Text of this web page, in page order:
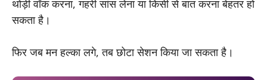
थोड़ी वॉक करना, गहरी सांस लेना या किसी से बात करना बेहतर हो
सकता है।
फिर जब मन हल्का लगे, तब छोटा सेशन किया जा सकता है।